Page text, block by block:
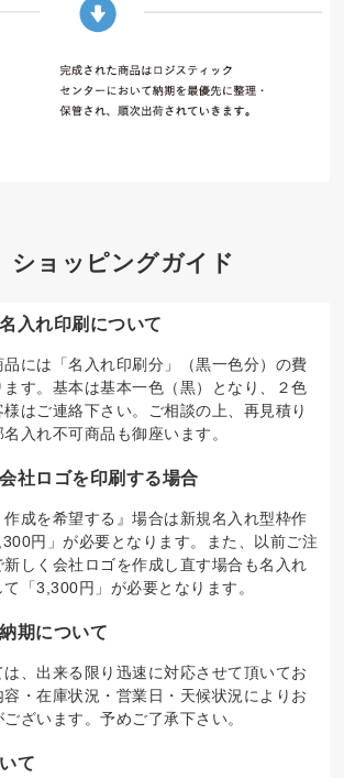
ショッピングガイド
入れ印刷について
には「名入れ印刷分」（黒一色分）の費
ます。基本は基本一色（黒）となり、２色
はご連絡下さい。ご相談の上、再見積り
入れ不可商品も御座います。
社ロゴを印刷する場合
作成を希望する』場合は新規名入れ型枠作
円」が必要となります。また、以前ご注
しく会社ロゴを作成し直す場合も名入れ
「3,300円」が必要となります。
期について
、出来る限り迅速に対応させて頂いてお
容・在庫状況・営業日・天候状況によりお
ざいます。予めご了承下さい。
て